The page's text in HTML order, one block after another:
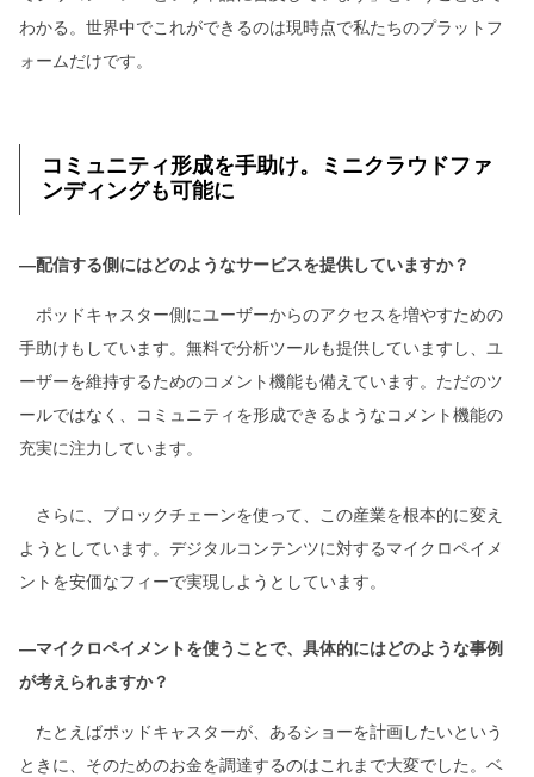
わかる。世界中でこれができるのは現時点で私たちのプラットフ
ォームだけです。
コミュニティ形成を手助け。ミニクラウドファ
ンディングも可能に
―配信する側にはどのようなサービスを提供していますか？
ポッドキャスター側にユーザーからのアクセスを増やすための
手助けもしています。無料で分析ツールも提供していますし、ユ
ーザーを維持するためのコメント機能も備えています。ただのツ
ールではなく、コミュニティを形成できるようなコメント機能の
充実に注力しています。
さらに、ブロックチェーンを使って、この産業を根本的に変え
ようとしています。デジタルコンテンツに対するマイクロペイメ
ントを安価なフィーで実現しようとしています。
―マイクロペイメントを使うことで、具体的にはどのような事例
が考えられますか？
たとえばポッドキャスターが、あるショーを計画したいという
ときに、そのためのお金を調達するのはこれまで大変でした。ベ